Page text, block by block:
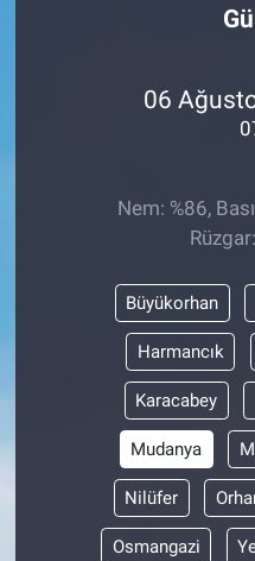
06
Nem: %86,
Büyükorhan
Harmancık
Karacabey
Mudanya
Nilüfer
Osmangazi